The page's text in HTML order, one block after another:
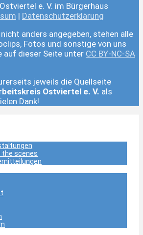
e. V. im Bürgerhaus
| Datenschutzerklärung
anders angegeben, stehen alle
Fotos und sonstige von uns
auf dieser Seite unter CC BY-NC-SA
jeweils die Quellseite
Ostviertel e. V. als
Dank!
the scenes